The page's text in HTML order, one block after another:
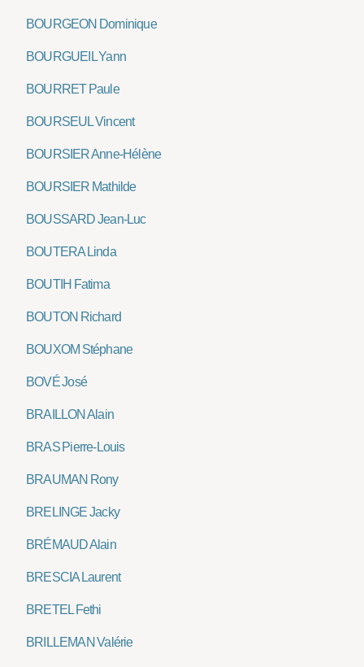
BOURGEON Dominique
BOURGUEIL Yann
BOURRET Paule
BOURSEUL Vincent
BOURSIER Anne-Hélène
BOURSIER Mathilde
BOUSSARD Jean-Luc
BOUTERA Linda
BOUTIH Fatima
BOUTON Richard
BOUXOM Stéphane
BOVÉ José
BRAILLON Alain
BRAS Pierre-Louis
BRAUMAN Rony
BRELINGE Jacky
BRÉMAUD Alain
BRESCIA Laurent
BRETEL Fethi
BRILLEMAN Valérie